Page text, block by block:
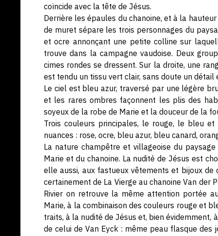
coïncide avec la tête de Jésus.
Derrière les épaules du chanoine, et à la
de muret sépare les trois personnages du
et ocre annonçant une petite colline sur
trouve dans la campagne vaudoise. Deux
cimes rondes se dressent. Sur la droite, une
est tendu un tissu vert clair, sans doute un
Le ciel est bleu azur, traversé par une légère
et les rares ombres façonnent les plis des
soyeux de la robe de Marie et la douceur de la
Trois couleurs principales, le rouge, le bleu
nuances : rose, ocre, bleu azur, bleu canard,
La nature champêtre et villageoise du
Marie et du chanoine. La nudité de Jésus est
elle aussi, aux fastueux vêtements et bijoux de
certainement de La Vierge au chanoine Van der
Rivier on retrouve la même attention portée
Marie, à la combinaison des couleurs rouge et
traits, à la nudité de Jésus et, bien évidemment,
de celui de Van Eyck : même peau flasque des